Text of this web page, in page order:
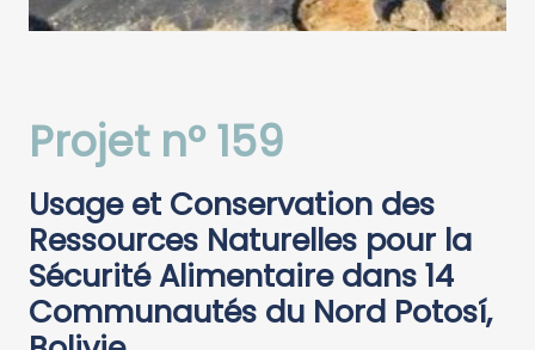
Projet n° 159
Usage et Conservation des
Ressources Naturelles pour la
Sécurité Alimentaire dans 14
Communautés du Nord Potosí,